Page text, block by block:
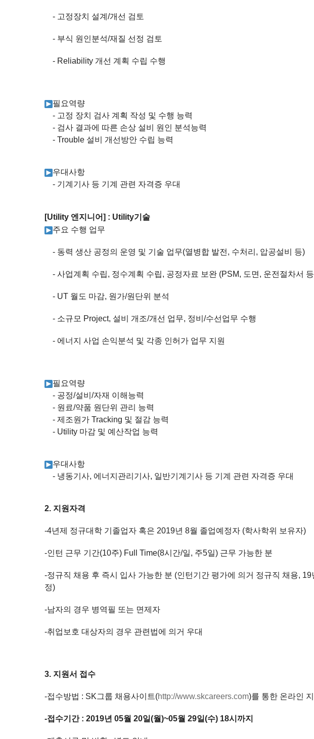
- 고정장치 설계 /개선 검토
- 부식 원인분석/재질 선정 검토
- Reliability 개선 계획 수립 수행
필요역량
- 고정 장치 검사 계획 작성 및 수행 능력
- 검사 결과에 따른 손상 설비 원인 분석능력
- Trouble 설비 개선방안 수립 능력
우대사항
- 기계기사 등 기계 관련 자격증 우대
[Utility 엔지니어] : Utility기술
주요 수행 업무
- 동력 생산 공정의 운영 및 기술 업무(열병합 발전 , 수처리 , 압공설비 등)
- 사업계획 수립, 정수계획 수립, 공정자료 보완(PSM, 도면 , 운전절차서 등
- UT 월도 마감, 원가/원단위 분석
- 소규모 Project, 설비 개조/개선 업무, 정비 /수선업무 수행
- 에너지 사업 손익분석 및 각종 인허가 업무 지원
필요역량
- 공정/설비 /자재 이해능력
- 원료/약품 원단위 관리 능력
- 제조원가Tracking 및 절감 능력
- Utility 마감 및 예산작업 능력
우대사항
- 냉동기사, 에너지관리기사, 일반기계기사 등 기계 관련 자격증 우대
2. 지원자격
-4년제 정규대학 기졸업자 혹은 2019년 8월 졸업예정자(학사학위 보유자)
-인턴 근무 기간(10주) Full Time(8시간/일, 주5일) 근무 가능한 분
-정규직 채용 후 즉시 입사 가능한 분 (인턴기간 평가에 의거 정규직 채용, 19
정)
-남자의 경우 병역필 또는 면제자
-취업보호 대상자의 경우 관련법에 의거 우대
3. 지원서 접수
-접수방법 : SK그룹 채용사이트(http://www.skcareers.com)를 통한 온라인
-접수기간: 2019년 05월 20일(월)~05월 29일(수) 18시까지